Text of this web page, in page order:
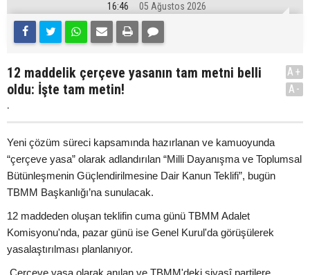
16:46 05 Ağustos 2026
12 maddelik çerçeve yasanın tam metni belli
oldu: İşte tam metin!
.
A+
A-
Yeni çözüm süreci kapsamında hazırlanan ve kamuoyunda
“çerçeve yasa” olarak adlandırılan “Milli Dayanışma ve Toplumsal
Bütünleşmenin Güçlendirilmesine Dair Kanun Teklifi”, bugün
TBMM Başkanlığı’na sunulacak.
12 maddeden oluşan teklifin cuma günü TBMM Adalet
Komisyonu'nda, pazar günü ise Genel Kurul'da görüşülerek
yasalaştırılması planlanıyor.
Çerçeve yasa olarak anılan ve TBMM'deki siyasî partilere